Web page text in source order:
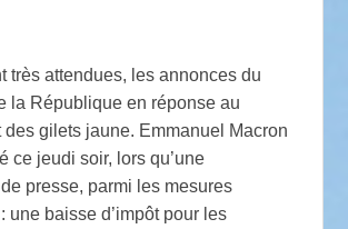
très attendues, les annonces du
la République en réponse au
des gilets jaune. Emmanuel Macron
ce jeudi soir, lors qu’une
presse, parmi les mesures
une baisse d’impôt pour les